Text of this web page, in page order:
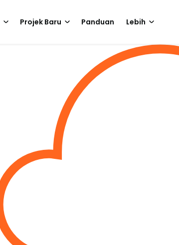
Projek Baru Panduan Lebih